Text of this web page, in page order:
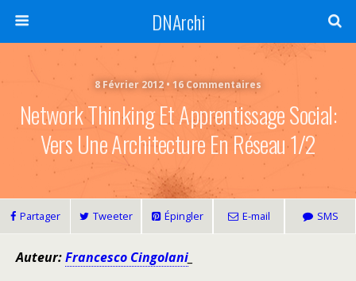
DNArchi
8 Février 2012 • 16 Commentaires
Network Thinking Et Apprentissage Social:
Vers Une Architecture En Réseau 1/2
Partager Tweeter Épingler E-mail SMS
Auteur:Francesco Cingolani